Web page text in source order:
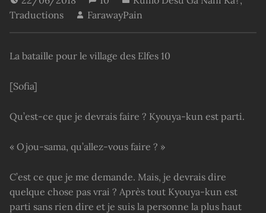
Traductions
FarawayPain
La bataille pour le village des Elfes 10
[Sofia]
Qu’est-ce que je devrais faire ? Kyouya-kun est parti.
« Ojou-sama, qu’allez-vous faire ? »
C’est ce que je me demande. Mais, je devrais dire
quelque chose pas vrai ? Après tout Kyouya-kun est
parti sans rien dire et je suis la personne la plus haut